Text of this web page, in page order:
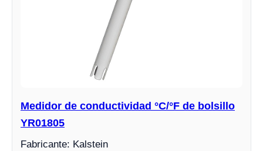
Medidor de conductividad °C/°F de bolsillo
YR01805
Fabricante: Kalstein